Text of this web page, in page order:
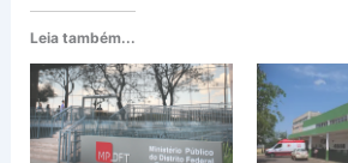
Leia também...